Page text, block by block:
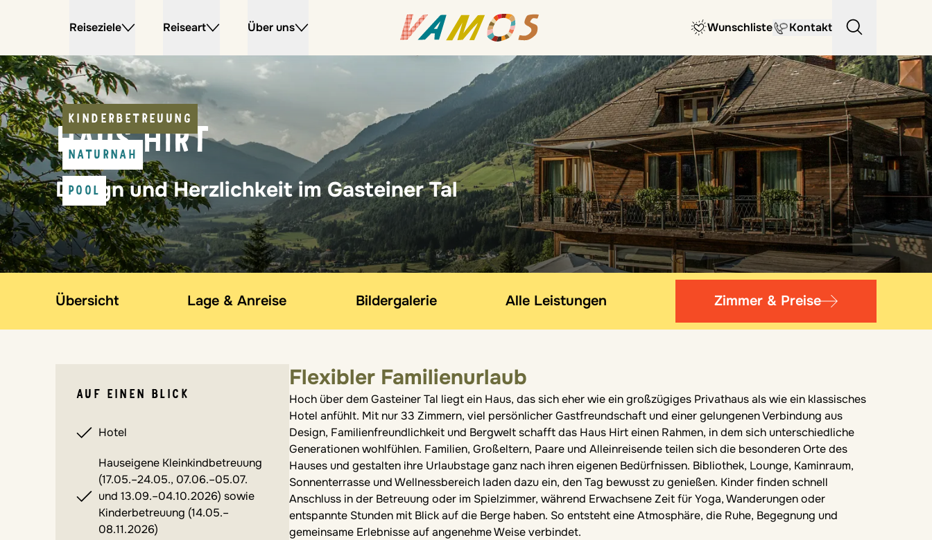
Reiseziele Reiseart Über uns Wunschliste Kontakt
KINDERBETREUUNG
NATURNAH
POOL
HAUS HIRT
Design und Herzlichkeit im Gasteiner Tal
Übersicht Lage & Anreise Bildergalerie Alle Leistungen Zimmer & Preise
AUF EINEN BLICK
Hotel
Hauseigene Kleinkindbetreuung
(17.05.–24.05., 07.06.–05.07.
und 13.09.–04.10.2026) sowie
Kinderbetreuung (14.05.–
08.11.2026)
Flexibler Familienurlaub
Hoch über dem Gasteiner Tal liegt ein Haus, das sich eher wie ein großzügiges Privathaus als wie ein klassisches
Hotel anfühlt. Mit nur 33 Zimmern, viel persönlicher Gastfreundschaft und einer gelungenen Verbindung aus
Design, Familienfreundlichkeit und Bergwelt schafft das Haus Hirt einen Rahmen, in dem sich unterschiedliche
Generationen wohlfühlen. Familien, Großeltern, Paare und Alleinreisende teilen sich die besonderen Orte des
Hauses und gestalten ihre Urlaubstage ganz nach ihren eigenen Bedürfnissen. Bibliothek, Lounge, Kaminraum,
Sonnenterrasse und Wellnessbereich laden dazu ein, den Tag bewusst zu genießen. Kinder finden schnell
Anschluss in der Betreuung oder im Spielzimmer, während Erwachsene Zeit für Yoga, Wanderungen oder
entspannte Stunden mit Blick auf die Berge haben. So entsteht eine Atmosphäre, die Ruhe, Begegnung und
gemeinsame Erlebnisse auf angenehme Weise verbindet.